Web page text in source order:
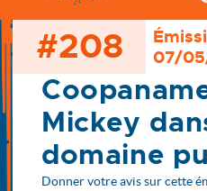
Accueil
Les émissions
#208
07/
Mickey
domaine
Donner votre avis sur cette